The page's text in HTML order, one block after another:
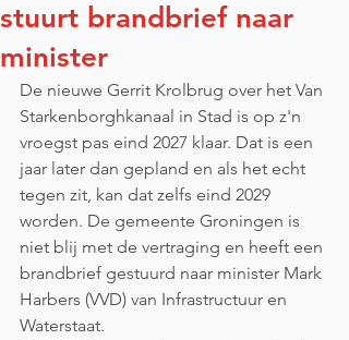
stuurt brandbrief naar
minister
De nieuwe Gerrit Krolbrug over het Van
Starkenborghkanaal in Stad is op z'n
vroegst pas eind 2027 klaar. Dat is een
jaar later dan gepland en als het echt
tegen zit, kan dat zelfs eind 2029
worden. De gemeente Groningen is
niet blij met de vertraging en heeft een
brandbrief gestuurd naar minister Mark
Harbers (VVD) van Infrastructuur en
Waterstaat.